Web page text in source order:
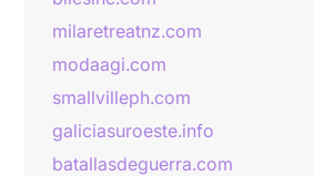
milaretreatnz.com
modaagi.com
smallvilleph.com
galiciasuroeste.info
batallasdeguerra.com